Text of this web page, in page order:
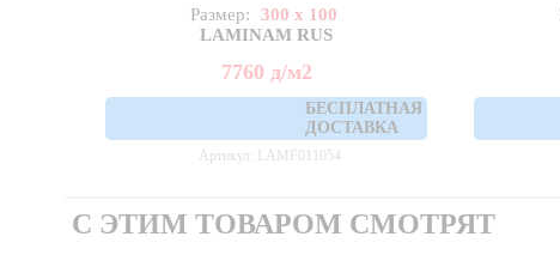
Размер:
300 x 100
LAMINAM RUS
7760 д/м2
БЕСПЛАТНАЯ
ДОСТАВКА
Артикул: LAMF011054
С ЭТИМ ТОВАРОМ СМОТРЯТ